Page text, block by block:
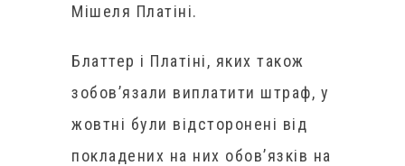
Мішеля Платіні.
Блаттер і Платіні, яких також
зобов’язали виплатити штраф, у
жовтні були відсторонені від
покладених на них обов’язків на